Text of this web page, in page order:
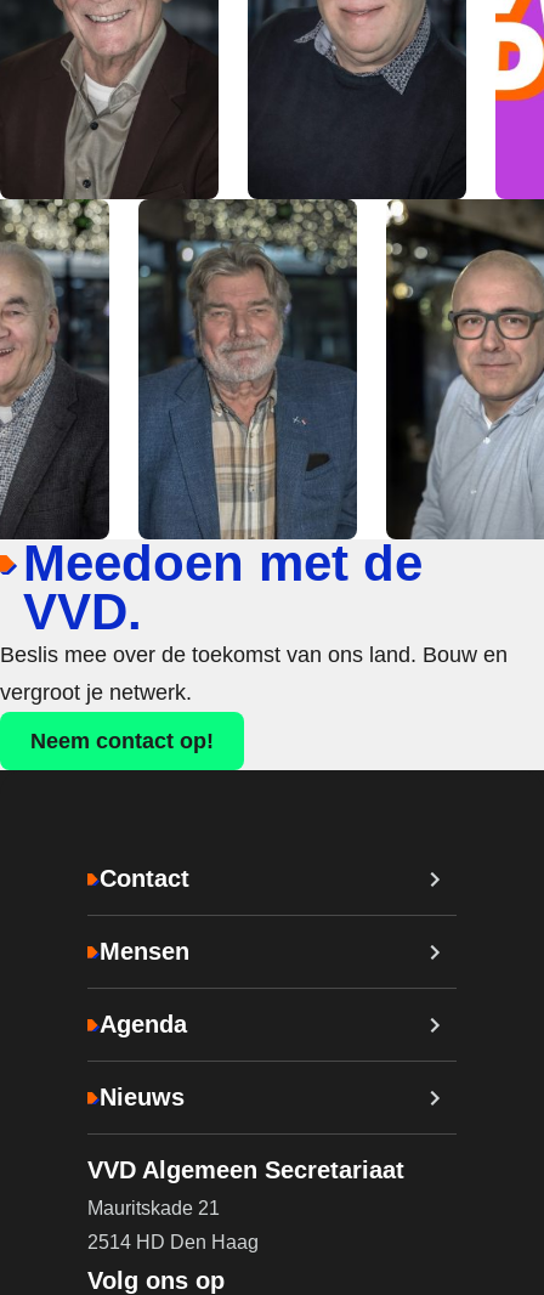
Meedoen met de
VVD.
Beslis mee over de toekomst van ons land. Bouw en
vergroot je netwerk.
Neem contact op!
Contact
Mensen
Agenda
Nieuws
VVD Algemeen Secretariaat
Mauritskade 21
2514 HD Den Haag
Volg ons op